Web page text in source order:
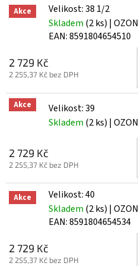
Akce
Velikost: 38 1/2
Skladem (2 ks) |
EAN:8591804654510
2 729 Kč
2 255,37 Kč bez DPH
Akce
Velikost: 39
Skladem (2 ks) |
2 729 Kč
2 255,37 Kč bez DPH
Akce
Velikost: 40
Skladem (2 ks) |
EAN:8591804654534
2 729 Kč
2 255,37 Kč bez DPH